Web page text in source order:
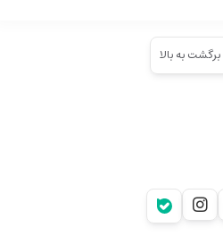
برگشت به بالا